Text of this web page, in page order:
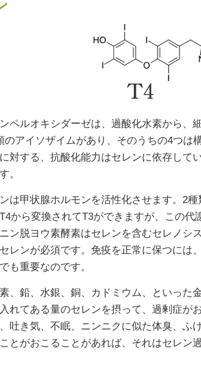
ペルオキシダーゼは、過酸化水素から、
のアイソザイムがあり、そのうちの4つは
対する、抗酸化能力はセレンに依存して
。
は甲状腺ホルモンを活性化させます。2
から変換されてT3ができますが、この
ン脱ヨウ素酵素はセレンを含むセレノシ
レンが必須です。免疫を正常に保つには
も重要なのです。
、鉛、水銀、銅、カドミウム、といった
れてある量のセレンを摂って、過剰症が
吐き気、不眠、ニンニクに似た体臭、ふ
とがおこることがあれば、それはセレン